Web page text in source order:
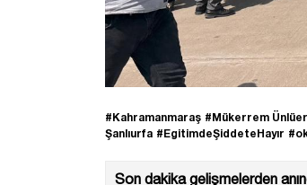
#Kahramanmaraş #Mükerrem Ünlüer
Şanlıurfa #EgitimdeŞiddeteHayır
Son dakika gelişmelerden